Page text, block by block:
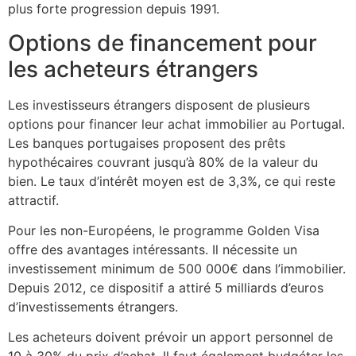
plus forte progression depuis 1991.
Options de financement pour
les acheteurs étrangers
Les investisseurs étrangers disposent de plusieurs
options pour financer leur achat immobilier au Portugal.
Les banques portugaises proposent des prêts
hypothécaires couvrant jusqu’à 80% de la valeur du
bien. Le taux d’intérêt moyen est de 3,3%, ce qui reste
attractif.
Pour les non-Européens, le programme Golden Visa
offre des avantages intéressants. Il nécessite un
investissement minimum de 500 000€ dans l’immobilier.
Depuis 2012, ce dispositif a attiré 5 milliards d’euros
d’investissements étrangers.
Les acheteurs doivent prévoir un apport personnel de